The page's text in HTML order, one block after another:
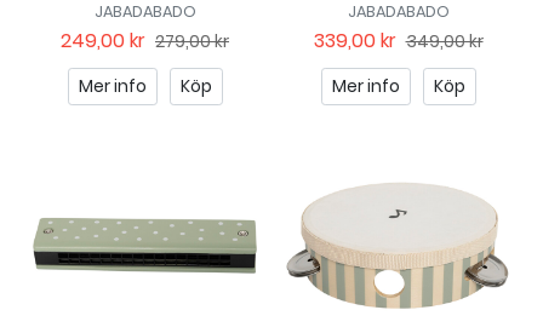
JABADABADO
249,00 kr 279,00 kr
Mer info
Köp
JABADABADO
339,00 kr 349,00 kr
Mer info
Köp